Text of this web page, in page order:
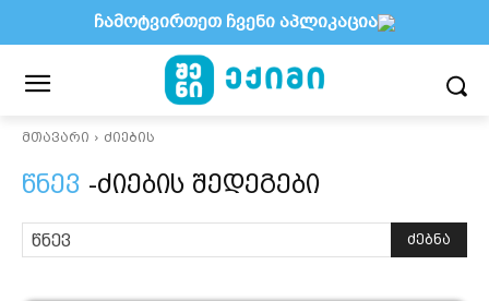
მთავარი ძიების
წნევ -ძიების შედეგები
ძებნა
ჩამოტვირთეთ ჩვენი აპლიკაცია